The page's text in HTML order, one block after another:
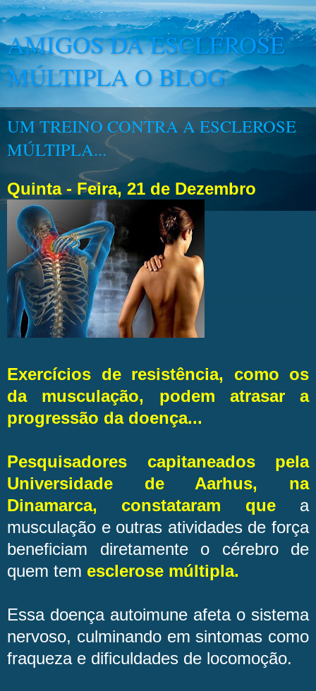
AMIGOS DA ESCLEROSE
MÚLTIPLA O BLOG
UM TREINO CONTRA A ESCLEROSE
MÚLTIPLA...
Quinta - Feira, 21 de Dezembro
Exercícios de resistência, como os
da musculação, podem atrasar a
progressão da doença...
Pesquisadores capitaneados pela
Universidade de Aarhus, na
Dinamarca, constataram que a
musculação e outras atividades de força
beneficiam diretamente o cérebro de
quem tem esclerose múltipla.
Essa doença autoimune afeta o sistema
nervoso, culminando em sintomas como
fraqueza e dificuldades de locomoção.